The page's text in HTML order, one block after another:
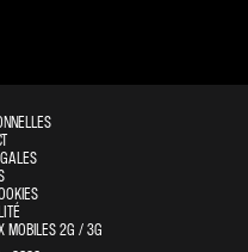
MOBILES 2G / 3G